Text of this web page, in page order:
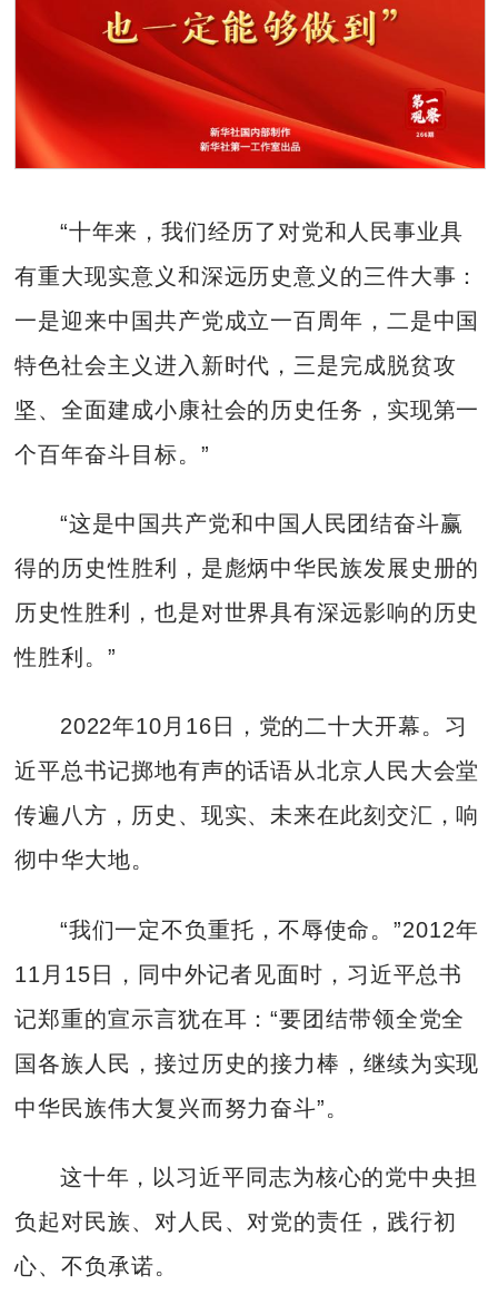
“十年来，我们经历了对党和人民事业具
有重大现实意义和深远历史意义的三件大事：
一是迎来中国共产党成立一百周年，二是中国
特色社会主义进入新时代，三是完成脱贫攻
坚、全面建成小康社会的历史任务，实现第一
个百年奋斗目标。”
“这是中国共产党和中国人民团结奋斗赢
得的历史性胜利，是彪炳中华民族发展史册的
历史性胜利，也是对世界具有深远影响的历史
性胜利。”
2022年10月16日，党的二十大开幕。习
近平总书记掷地有声的话语从北京人民大会堂
传遍八方，历史、现实、未来在此刻交汇，响
彻中华大地。
“我们一定不负重托，不辱使命。”2012年
11月15日，同中外记者见面时，习近平总书
记郑重的宣示言犹在耳：“要团结带领全党全
国各族人民，接过历史的接力棒，继续为实现
中华民族伟大复兴而努力奋斗”。
这十年，以习近平同志为核心的党中央担
负起对民族、对人民、对党的责任，践行初
心、不负承诺。